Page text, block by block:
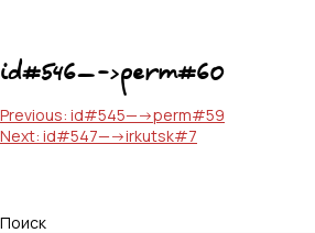
id#546—->perm#60
Навигация
по
Previous: id#545—->perm#59
Next: id#547—->irkutsk#7
Поиск